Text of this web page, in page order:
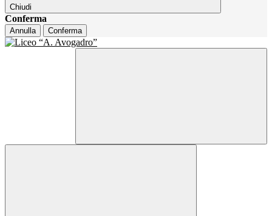
Chiudi
Conferma
Annulla Conferma